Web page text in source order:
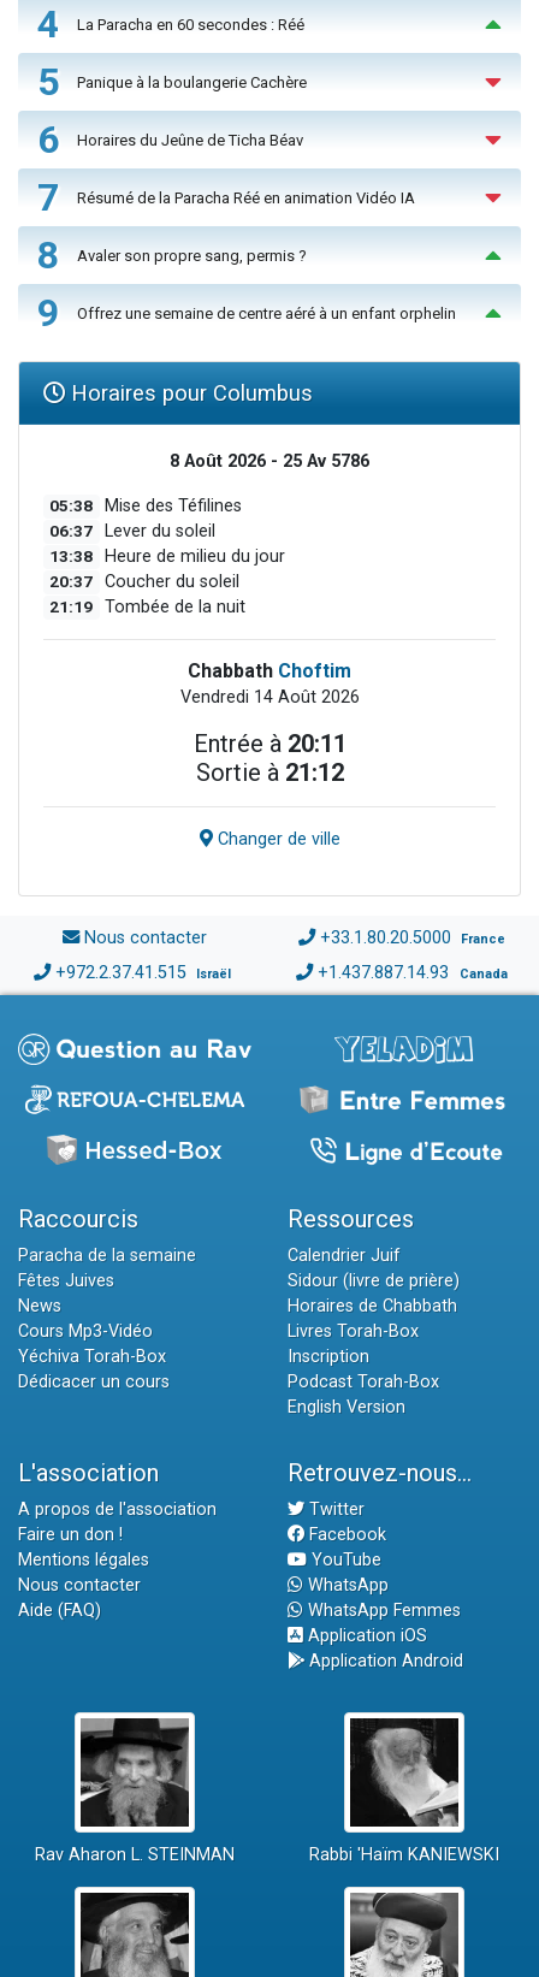
4 La Paracha en 60 secondes : Réé
5 Panique à la boulangerie Cachère
6 Horaires du Jeûne de Ticha Béav
7 Résumé de la Paracha Réé en animation Vidéo IA
8 Avaler son propre sang, permis ?
9 Offrez une semaine de centre aéré à un enfant orphelin
Horaires pour Columbus
8 Août 2026 - 25 Av 5786
05:38 Mise des Téfilines
06:37 Lever du soleil
13:38 Heure de milieu du jour
20:37 Coucher du soleil
21:19 Tombée de la nuit
Chabbath Choftim
Vendredi 14 Août 2026
Entrée à 20:11
Sortie à 21:12
Changer de ville
Nous contacter +33.1.80.20.5000 France
+972.2.37.41.515 Israël +1.437.887.14.93 Canada
Raccourcis
Paracha de la semaine
Fêtes Juives
News
Cours Mp3-Vidéo
Yéchiva Torah-Box
Dédicacer un cours
Ressources
Calendrier Juif
Sidour (livre de prière)
Horaires de Chabbath
Livres Torah-Box
Inscription
Podcast Torah-Box
English Version
L'association
A propos de l'association
Faire un don !
Mentions légales
Nous contacter
Aide (FAQ)
Retrouvez-nous...
Twitter
Facebook
YouTube
WhatsApp
WhatsApp Femmes
Application iOS
Application Android
Rav Aharon L. STEINMAN Rabbi 'Haïm KANIEWSKI